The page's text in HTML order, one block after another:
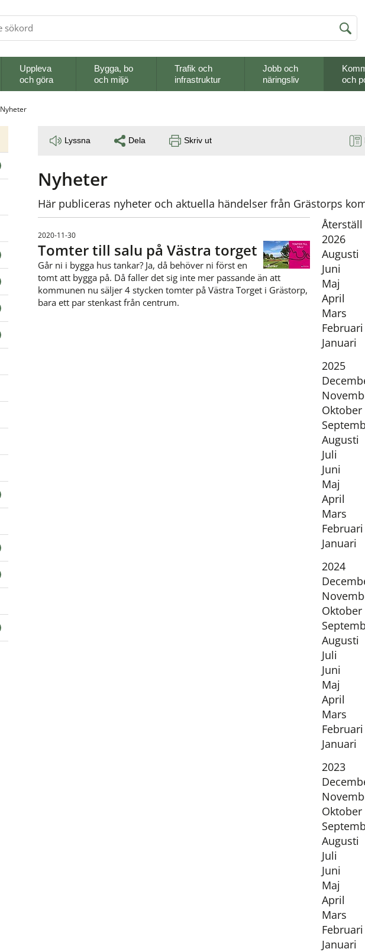
Uppleva
och göra
Bygga, bo
och miljö
Trafik och
infrastruktur
Jobb och
näringsliv
och
Nyheter
Lyssna Dela Skriv ut
Nyheter
Här publiceras nyheter och aktuella händelser från Grästorps
2020-11-30
Tomter till salu på Västra torget
Går ni i bygga hus tankar? Ja, då behöver ni först en
tomt att bygga på. Då faller det sig inte mer passande än att
kommunen nu säljer 4 stycken tomter på Västra Torget i Grästorp,
bara ett par stenkast från centrum.
Återställ
År:
2026
Augusti
Juni
Maj
April
Mars
Februari
Januari
År:
2025
Oktober
Augusti
Juli
Juni
Maj
April
Mars
Februari
Januari
År:
2024
Oktober
Augusti
Juli
Juni
Maj
April
Mars
Februari
Januari
År:
2023
Oktober
Augusti
Juli
Juni
Maj
April
Mars
Februari
Januari